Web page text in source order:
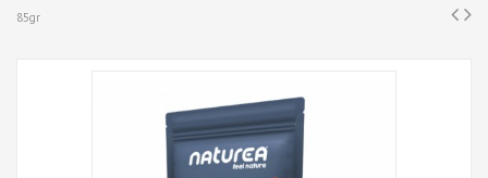
85gr